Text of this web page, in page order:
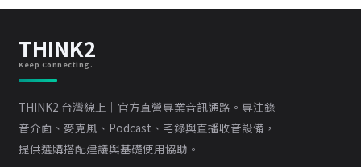
THINK2
Keep Connecting.
THINK2 台灣線上｜官方直營專業音訊通路。專注錄
音介面、麥克風、Podcast、宅錄與直播收音設備，
提供選購搭配建議與基礎使用協助。